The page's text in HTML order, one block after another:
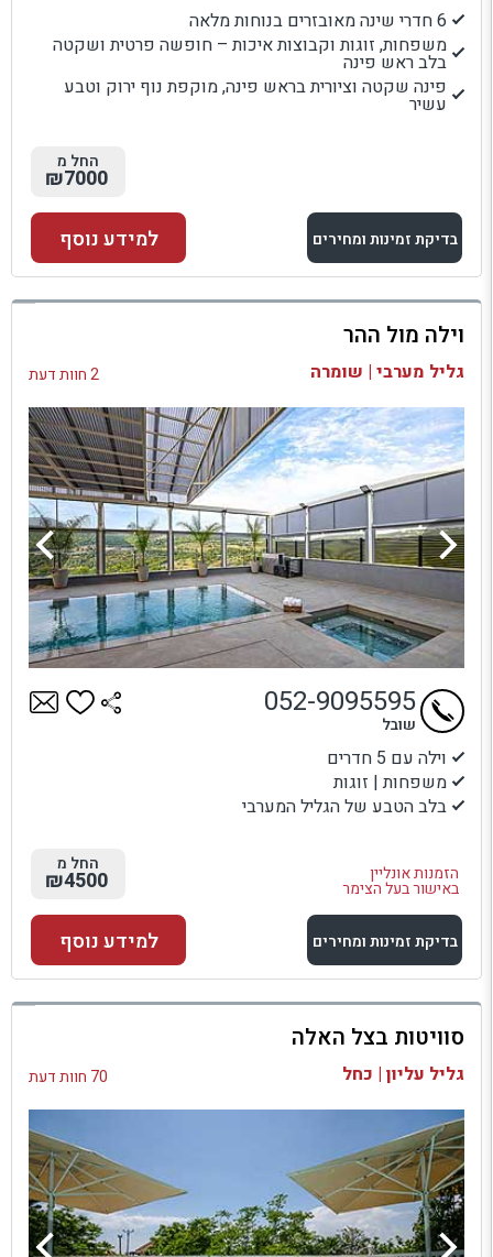
6 חדרי שינה מאובזרים בנוחות מלאה
משפחות, זוגות וקבוצות איכות – חופשה פרטית ושקטה
בלב ראש פינה
פינה שקטה וציורית בראש פינה, מוקפת נוף ירוק וטבע
עשיר
החל מ
₪7000
בדיקת זמינות ומחירים
למתחם זה
בדיקת זמינות ומחירים
למידע נוסף
וילה מול ההר
גליל מערבי | שומרה 2 חוות דעת
וילה עם 5 חדרים
משפחות | זוגות
בלב הטבע של הגליל המערבי
הזמנות אונליין
באישור בעל הצימר
052-9095595
שובל
החל מ
₪4500
בדיקת זמינות ומחירים
למתחם זה
בדיקת זמינות ומחירים
למידע נוסף
סוויטות בצל האלה
גליל עליון | כחל 70 חוות דעת